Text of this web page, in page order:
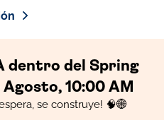
dentro del Spring
Agosto, 10:00 AM
se construye! 🧠🌐